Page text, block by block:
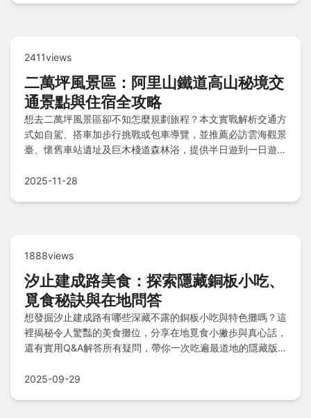
2411views
二萬坪風景區：阿里山鐵道高山秘境交
通景點與住宿全攻略
想去二萬坪風景區卻不知怎麼規劃旅程？本文實戰解析交通方
式如自駕、搭車加步行挑戰或包車導覽，並推薦必訪雲海觀景
臺、懷舊車站遺址及巨木棧道森林浴，提供半日遊到一日遊行
您輕鬆探索鐵道旁秘境。
2025-11-28
1888views
汐止建成路美食：探索隱藏銅板小吃、
覓食秘訣與在地問答
想發掘汐止建成路有哪些深藏不露的銅板小吃與特色攤嗎？這
裡揭秘令人驚豔的美食攤位，分享在地覓食小撇步與真心話，
還有實用Q&A解答所有疑問，帶你一次吃遍最道地的隱藏版
2025-09-29